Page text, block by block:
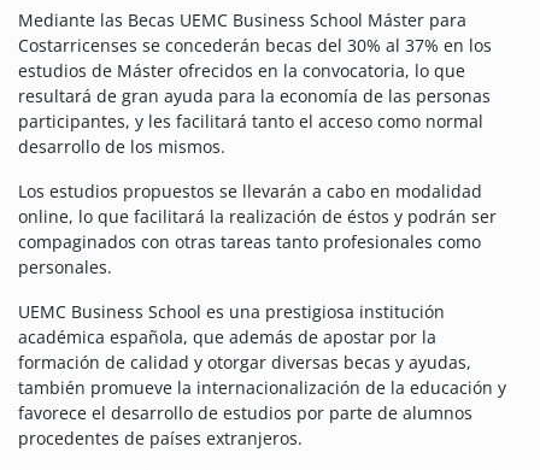
Mediante las Becas UEMC Business School Máster para
Costarricenses se concederán becas del 30% al 37% en los
estudios de Máster ofrecidos en la convocatoria, lo que
resultará de gran ayuda para la economía de las personas
participantes, y les facilitará tanto el acceso como normal
desarrollo de los mismos.
Los estudios propuestos se llevarán a cabo en modalidad
online, lo que facilitará la realización de éstos y podrán ser
compaginados con otras tareas tanto profesionales como
personales.
UEMC Business School es una prestigiosa institución
académica española, que además de apostar por la
formación de calidad y otorgar diversas becas y ayudas,
también promueve la internacionalización de la educación y
favorece el desarrollo de estudios por parte de alumnos
procedentes de países extranjeros.